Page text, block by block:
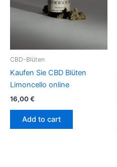
CBD-Blüten
Kaufen Sie CBD Blüten
Limoncello online
16,00€
Add to cart